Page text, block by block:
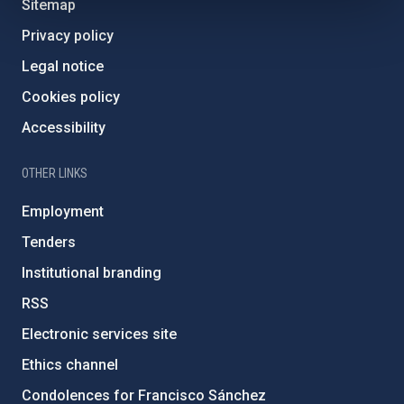
Sitemap
Privacy policy
Legal notice
Cookies policy
Accessibility
OTHER LINKS
Employment
Tenders
Institutional branding
RSS
Electronic services site
Ethics channel
Condolences for Francisco Sánchez